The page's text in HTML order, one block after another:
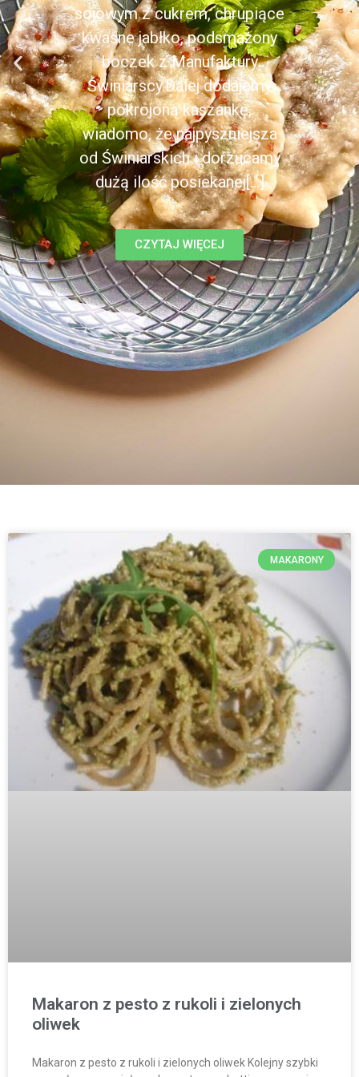
sojowym z cukrem, chrupiące
kwaśne jabłko, podsmażony
boczek z Manufaktury
Świniarscy.Dalej dodajemy
pokrojoną kaszankę,
wiadomo, że najpyszniejsza
od Świniarskich i dorzucamy
dużą ilość posiekanej[...]
CZYTAJ WIĘCEJ
MAKARONY
Makaron z pesto z rukoli i zielonych
oliwek
Makaron z pesto z rukoli i zielonych oliwek Kolejny szybki